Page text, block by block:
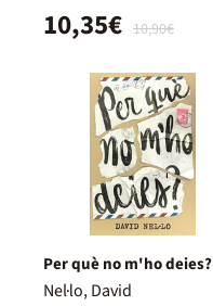
10,90€
10,35€
Per què no m'ho deies?
Nel·lo, David